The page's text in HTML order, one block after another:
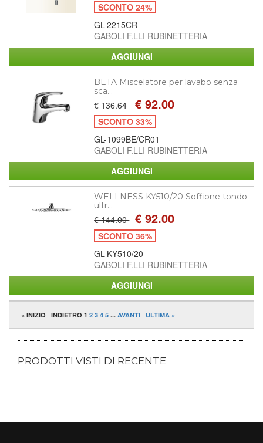
SCONTO 24%
GL-2215CR
GABOLI F.LLI RUBINETTERIA
BETA Miscelatore per lavabo senza
sca...
€ 136.64 € 92.00
SCONTO 33%
GL-1099BE/CR01
GABOLI F.LLI RUBINETTERIA
WELLNESS KY510/20 Soffione tondo
ultr...
€ 144.00 € 92.00
SCONTO 36%
GL-KY510/20
GABOLI F.LLI RUBINETTERIA
« INIZIO INDIETRO 1 2 3 4 5 ... AVANTI ULTIMA »
PRODOTTI VISTI DI RECENTE